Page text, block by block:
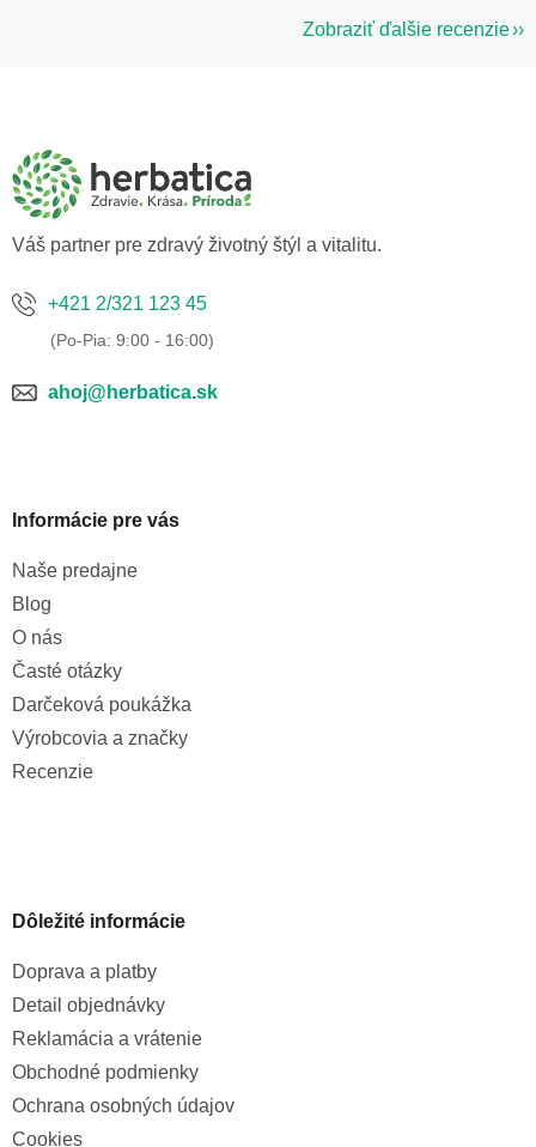
Zobraziť ďalšie recenzie
Váš partner pre zdravý životný štýl a vitalitu.
+421 2/321 123 45
ahoj@herbatica.sk
Informácie pre vás
Naše predajne
Blog
O nás
Časté otázky
Darčeková poukážka
Výrobcovia a značky
Recenzie
Dôležité informácie
Doprava a platby
Detail objednávky
Reklamácia a vrátenie
Obchodné podmienky
Ochrana osobných údajov
Cookies